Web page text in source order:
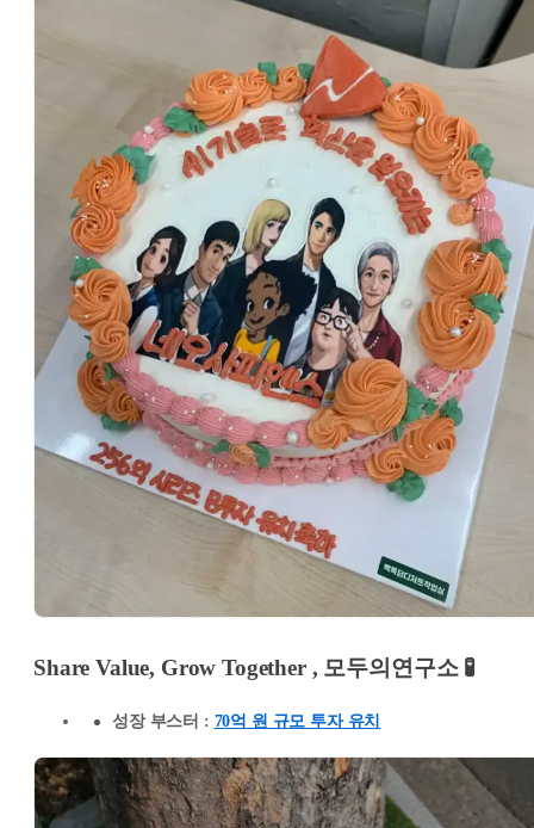
Share Value, Grow Together, 모두의연구소 🧪
성장 부스터 : 70억 원 규모 투자 유치